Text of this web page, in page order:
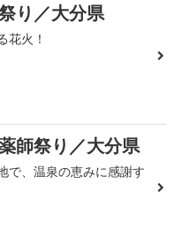
り／大分県
花火！
師祭り／大分県
で、温泉の恵みに感謝す